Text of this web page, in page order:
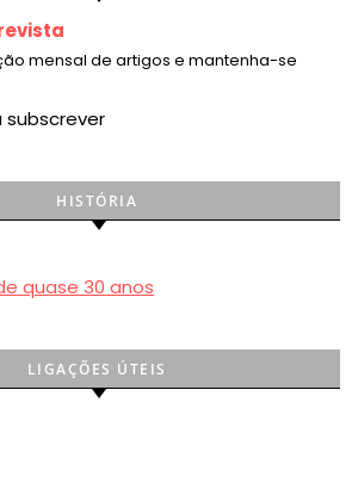
mensal de artigos e mantenha-se
subscrever
HISTÓRIA
quase 30 anos
LIGAÇÕES ÚTEIS